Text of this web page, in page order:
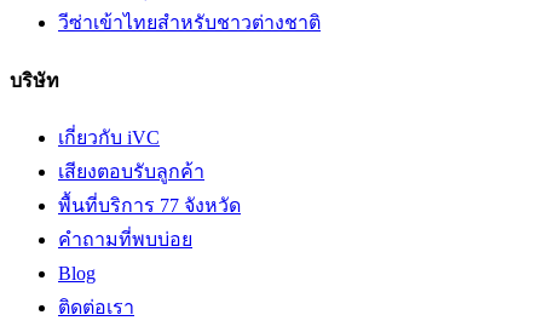
วีซ่าเข้าไทยสำหรับชาวต่างชาติ
บริษัท
เกี่ยวกับ iVC
เสียงตอบรับลูกค้า
พื้นที่บริการ 77 จังหวัด
คำถามที่พบบ่อย
Blog
ติดต่อเรา